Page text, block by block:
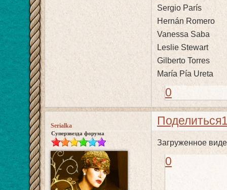
Sergio París
Hernán Romero
Vanessa Saba
Leslie Stewart
Gilberto Torres
María Pía Ureta
0
Поделиться
Serialka
Суперзвезда форума
Загруженное
0